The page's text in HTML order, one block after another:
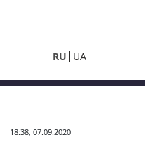
RU UA
18:38, 07.09.2020